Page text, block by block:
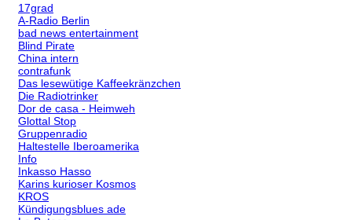
17grad
A-Radio Berlin
bad news entertainment
Blind Pirate
China intern
contrafunk
Das lesewütige Kaffeekränzchen
Die Radiotrinker
Dor de casa - Heimweh
Glottal Stop
Gruppenradio
Haltestelle Iberoamerika
Info
Inkasso Hasso
Karins kurioser Kosmos
KROS
Kündigungsblues ade